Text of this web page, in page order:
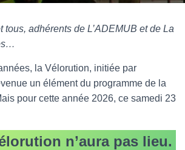
tous, adhérents de L’ADEMUB et de La
la Vélorution, initiée par
un élément du programme de la
pour cette année 2026, ce samedi 23
n’aura pas lieu.